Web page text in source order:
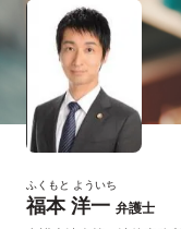
ふくもと よういち
福本 洋一 弁護士